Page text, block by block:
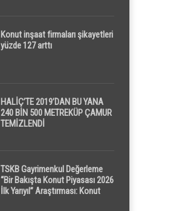
Konut inşaat firmaları şikayetleri
yüzde 127 arttı
HALİÇ’TE 2019’DAN BU YANA
240 BİN 500 METREKÜP ÇAMUR
TEMİZLENDİ
TSKB Gayrimenkul Değerleme
“Bir Bakışta Konut Piyasası 2026
İlk Yarıyıl” Araştırması: Konut